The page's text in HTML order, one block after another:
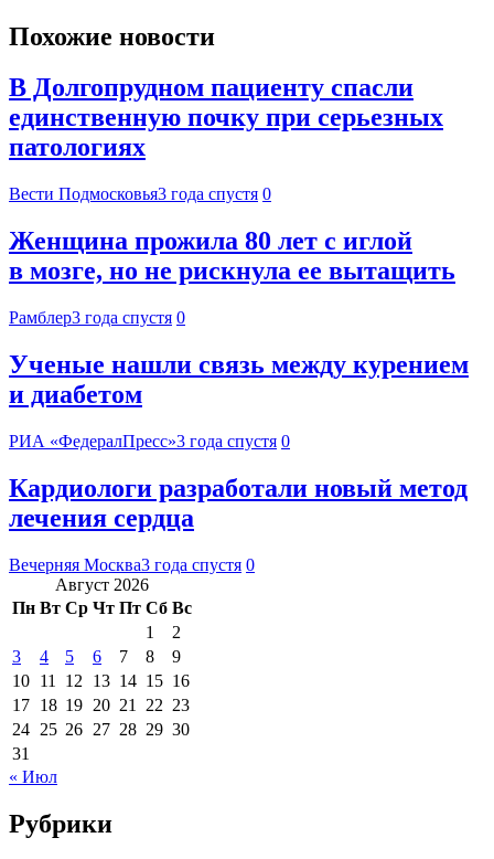
Похожие новости
В Долгопрудном пациенту спасли
единственную почку при серьезных
патологиях
Вести Подмосковья3 года спустя 0
Женщина прожила 80 лет с иглой
в мозге, но не рискнула ее вытащить
Рамблер3 года спустя 0
Ученые нашли связь между курением
и диабетом
РИА «ФедералПресс»3 года спустя 0
Кардиологи разработали новый метод
лечения сердца
Вечерняя Москва3 года спустя 0
Август 2026
Пн Вт Ср Чт Пт Сб Вс
1
2
3
4 5 6 7 8
9
10 11 12 13 14 15 16
17 18 19 20 21 22 23
24 25 26 27 28 29 30
31
« Июл
Рубрики